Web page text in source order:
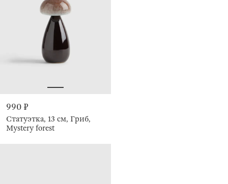
990 ₽
Статуэтка, 13 см, Гриб,
Mystery forest